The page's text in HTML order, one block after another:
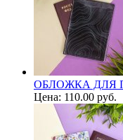
ОБЛОЖКА ДЛЯ
Цена: 110.00 руб.